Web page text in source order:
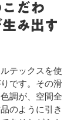
だわ
み出す
テックスを使
です。その滑
調が、空間全
のように引き